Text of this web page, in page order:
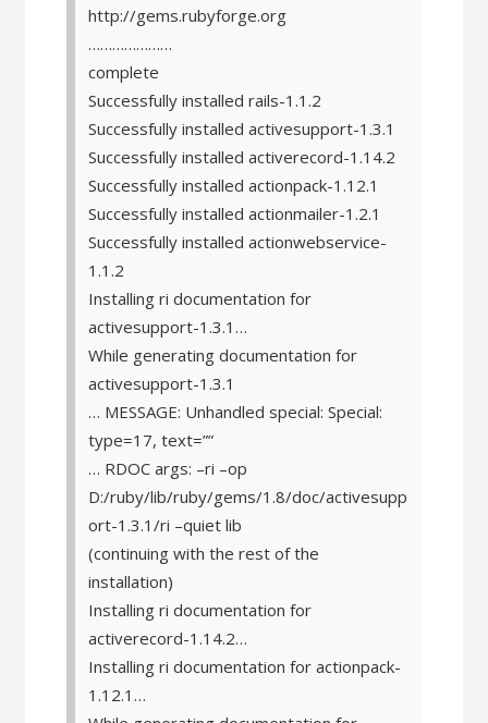
http://gems.rubyforge.org
…………………
complete
Successfully installed rails-1.1.2
Successfully installed activesupport-1.3.1
Successfully installed activerecord-1.14.2
Successfully installed actionpack-1.12.1
Successfully installed actionmailer-1.2.1
Successfully installed actionwebservice-
1.1.2
Installing ri documentation for
activesupport-1.3.1…
While generating documentation for
activesupport-1.3.1
… MESSAGE: Unhandled special: Special:
type=17, text=””
… RDOC args: –ri –op
D:/ruby/lib/ruby/gems/1.8/doc/activesupp
ort-1.3.1/ri –quiet lib
(continuing with the rest of the
installation)
Installing ri documentation for
activerecord-1.14.2…
Installing ri documentation for actionpack-
1.12.1…